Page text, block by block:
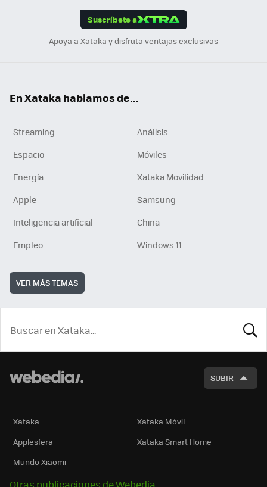
Suscríbete a
Apoya a Xataka y disfruta ventajas exclusivas
En Xataka hablamos de...
Streaming
Análisis
Espacio
Móviles
Energía
Xataka Movilidad
Apple
Samsung
Inteligencia artificial
China
Empleo
Windows 11
VER MÁS TEMAS
SUBIR
Xataka
Xataka Móvil
Applesfera
Xataka Smart Home
Mundo Xiaomi